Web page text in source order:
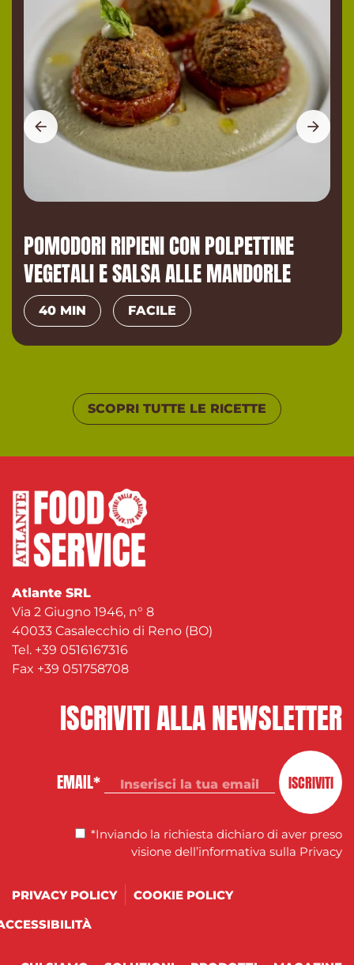
POMODORI RIPIENI CON POLPETTINE
VEGETALI E SALSA ALLE MANDORLE
40 MIN FACILE
SCOPRI TUTTE LE RICETTE
Atlante SRL
Via 2 Giugno 1946, n° 8
40033 Casalecchio di Reno (BO)
Tel. +39 0516167316
Fax +39 051758708
ISCRIVITI ALLA NEWSLETTER
EMAIL* ISCRIVITI
*Inviando la richiesta dichiaro di aver preso
visione dell’informativa sulla Privacy
PRIVACY POLICY
COOKIE POLICY